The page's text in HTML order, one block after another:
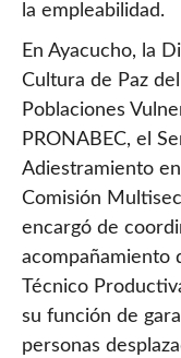
la empleabilidad.
En Ayacucho, la
Cultura de Paz
Poblaciones
PRONABEC, el
Adiestramiento
Comisión
encargó de
acompañamiento
Técnico
su función de
personas